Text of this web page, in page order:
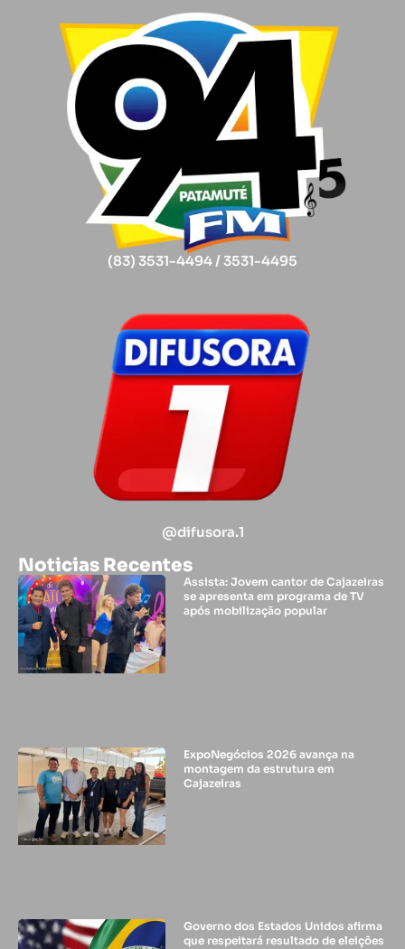
(83) 3531-4494 / 3531-4495
@difusora.1
Noticias Recentes
Assista: Jovem cantor de Cajazeiras
se apresenta em programa de TV
após mobilização popular
ExpoNegócios 2026 avança na
montagem da estrutura em
Cajazeiras
Governo dos Estados Unidos afirma
que respeitará resultado de eleições